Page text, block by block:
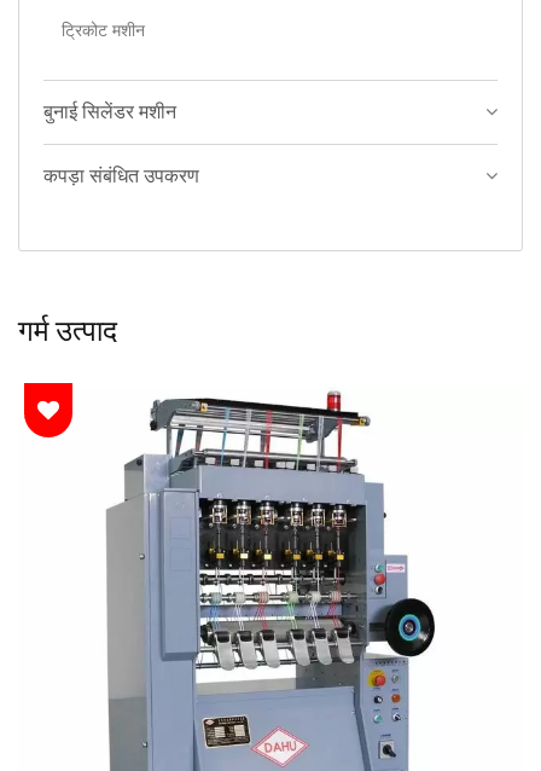
ट्रिकोट मशीन
बुनाई सिलेंडर मशीन
कपड़ा संबंधित उपकरण
गर्म उत्पाद